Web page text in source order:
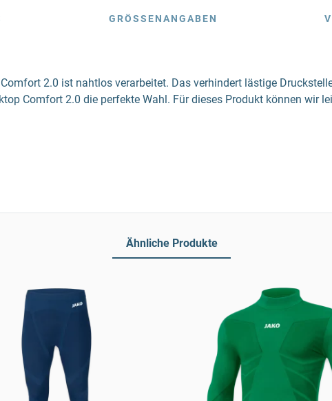
GRÖSSENANGABEN
2.0 ist nahtlos verarbeitet. Das verhindert lästige
Comfort 2.0 die perfekte Wahl. Für dieses Produkt können wir
Ähnliche Produkte